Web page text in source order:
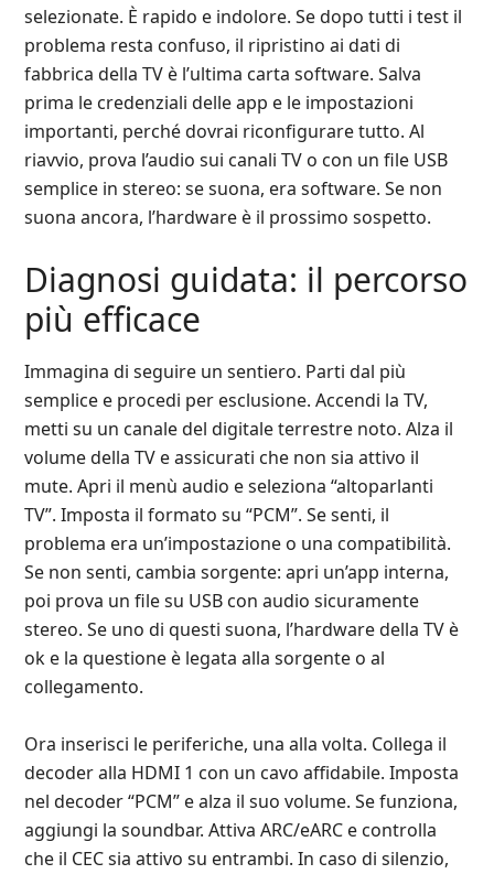
selezionate. È rapido e indolore. Se dopo tutti i test il
problema resta confuso, il ripristino ai dati di
fabbrica della TV è l’ultima carta software. Salva
prima le credenziali delle app e le impostazioni
importanti, perché dovrai riconfigurare tutto. Al
riavvio, prova l’audio sui canali TV o con un file USB
semplice in stereo: se suona, era software. Se non
suona ancora, l’hardware è il prossimo sospetto.
Diagnosi guidata: il percorso
più efficace
Immagina di seguire un sentiero. Parti dal più
semplice e procedi per esclusione. Accendi la TV,
metti su un canale del digitale terrestre noto. Alza il
volume della TV e assicurati che non sia attivo il
mute. Apri il menù audio e seleziona “altoparlanti
TV”. Imposta il formato su “PCM”. Se senti, il
problema era un’impostazione o una compatibilità.
Se non senti, cambia sorgente: apri un’app interna,
poi prova un file su USB con audio sicuramente
stereo. Se uno di questi suona, l’hardware della TV è
ok e la questione è legata alla sorgente o al
collegamento.
Ora inserisci le periferiche, una alla volta. Collega il
decoder alla HDMI 1 con un cavo affidabile. Imposta
nel decoder “PCM” e alza il suo volume. Se funziona,
aggiungi la soundbar. Attiva ARC/eARC e controlla
che il CEC sia attivo su entrambi. In caso di silenzio,